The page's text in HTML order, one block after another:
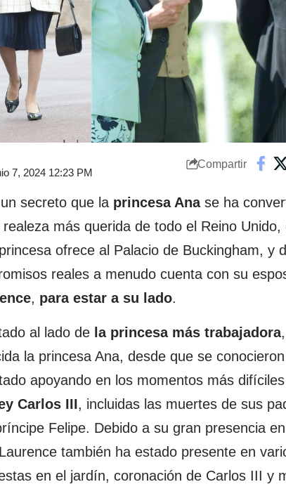
7, 2024 12:23 PM
Compartir
secreto que la princesa Anase ha
más querida de todo el Reino
ofrece al Palacio de Buckingham, y
reales a menudo cuenta con su
, para estar a su lado.
al lado de la princesa más trabajadora
la princesa Ana, desde que se
apoyando en los momentos más
Carlos III, incluidas las muertes de sus
Felipe. Debido a su gran presencia
también ha estado presente en
en el jardín, coronación de Carlos III y